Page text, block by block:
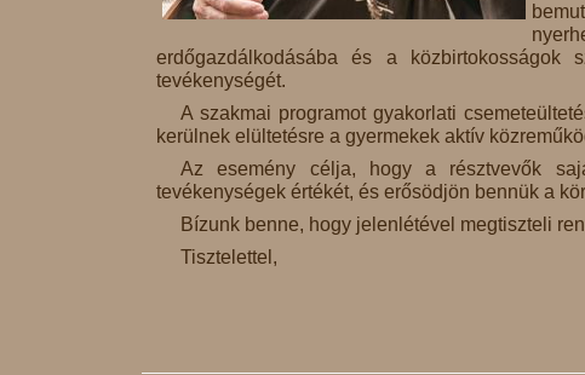
erdőgazdálkodásába és a közbirtokosságok
tevékenységét.
A szakmai programot gyakorlati
kerülnek elültetésre a gyermekek aktív
Az esemény célja, hogy a résztvevők
tevékenységek értékét, és erősödjön bennük a
Bízunk benne, hogy jelenlétével megtiszteli
Tisztelettel,